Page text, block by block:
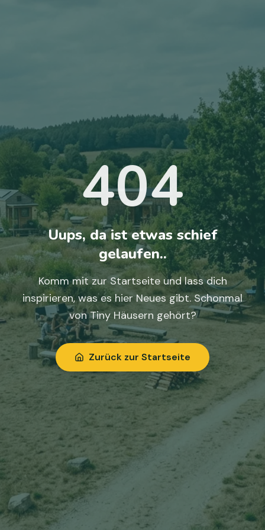
404
Uups, da ist etwas schief
gelaufen..
Komm mit zur Startseite und lass dich
inspirieren, was es hier Neues gibt. Schonmal
von Tiny Häusern gehört?
Zurück zur Startseite